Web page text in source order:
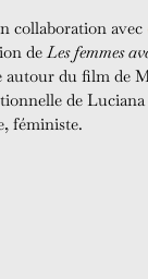
collaboration avec
deLes femmes
autour du film de
de
féministe.